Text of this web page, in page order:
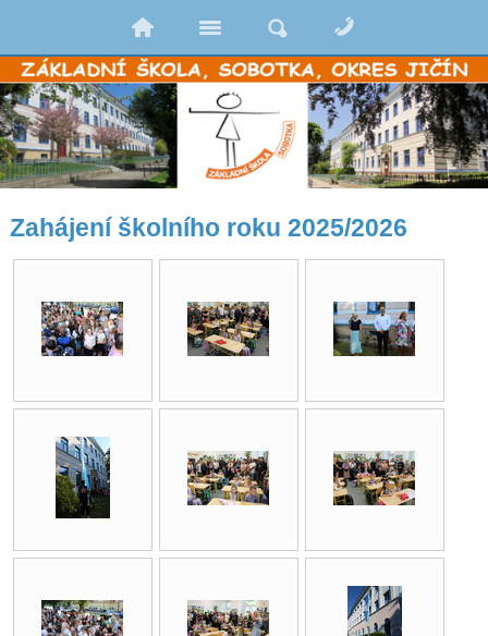
Zahájení školního roku 2025/2026